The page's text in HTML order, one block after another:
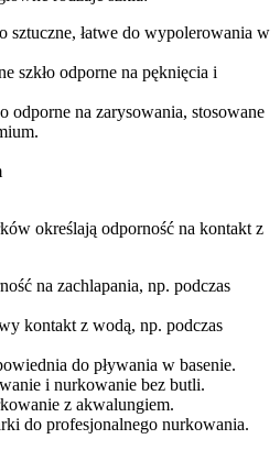
sztuczne, łatwe do wypolerowania w
szkło odporne na pęknięcia i
odporne na zarysowania, stosowane
określają odporność na kontakt z
na zachlapania, np. podczas
kontakt z wodą, np. podczas
do pływania w basenie.
i nurkowanie bez butli.
z akwalungiem.
do profesjonalnego nurkowania.